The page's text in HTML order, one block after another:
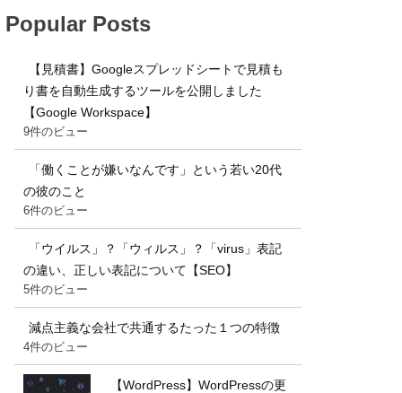
Popular Posts
【見積書】Googleスプレッドシートで見積も
り書を自動生成するツールを公開しました
【Google Workspace】
9件のビュー
「働くことが嫌いなんです」という若い20代
の彼のこと
6件のビュー
「ウイルス」？「ウィルス」？「virus」表記
の違い、正しい表記について【SEO】
5件のビュー
減点主義な会社で共通するたった１つの特徴
4件のビュー
【WordPress】WordPressの更